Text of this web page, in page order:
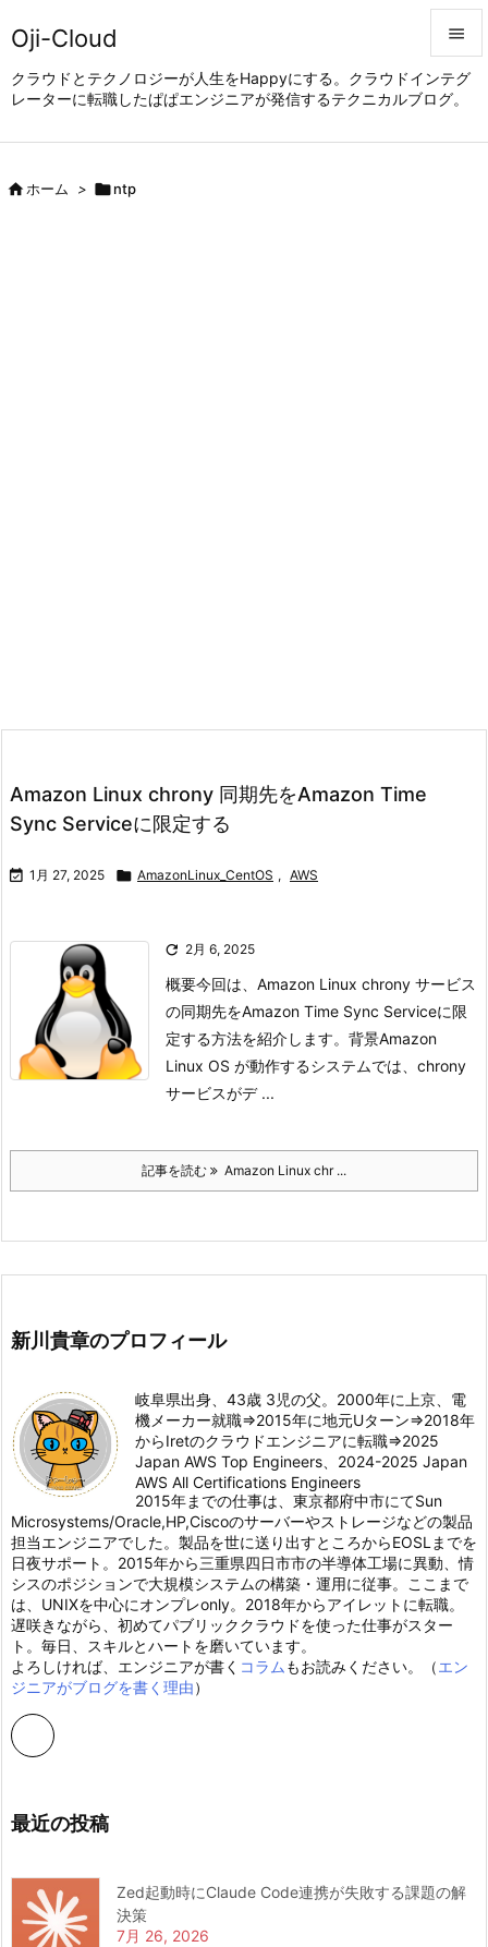
Oji-Cloud
クラウドとテクノロジーが人生をHappyにする。クラウドインテグ
レーターに転職したぱぱエンジニアが発信するテクニカルブログ。


メニュ
ホーム > ntp
Amazon Linux chrony 同期先をAmazon Time
Sync Serviceに限定する
 1月 27, 2025  AmazonLinux_CentOS , AWS
 2月 6, 2025
概要今回は、Amazon Linux chrony サービス
の同期先をAmazon Time Sync Serviceに限
定する方法を紹介します。 背景Amazon
Linux OS が動作するシステムでは、chrony
サービスがデ ...
記事を読む Amazon Linux chr ...
新川貴章のプロフィール
岐阜県出身、43歳 3児の父。2000年に上京、電
機メーカー就職⇒2015年に地元Uターン⇒2018年
からIretのクラウドエンジニアに転職⇒2025
Japan AWS Top Engineers、2024-2025 Japan
AWS All Certifications Engineers
2015年までの仕事は、東京都府中市にてSun
Microsystems/Oracle,HP,Ciscoのサーバーやストレージなどの製品
担当エンジニアでした。製品を世に送り出すところからEOSLまでを
日夜サポート。2015年から三重県四日市市の半導体工場に異動、情
シスのポジションで大規模システムの構築・運用に従事。ここまで
は、UNIXを中心にオンプレonly。2018年からアイレットに転職。
遅咲きながら、初めてパブリッククラウドを使った仕事がスター
ト。毎日、スキルとハートを磨いています。
よろしければ、エンジニアが書く コラム もお読みください。（エン
ジニアがブログを書く理由）
最近の投稿
Zed起動時にClaude Code連携が失敗する課題の解
決策
7月 26, 2026